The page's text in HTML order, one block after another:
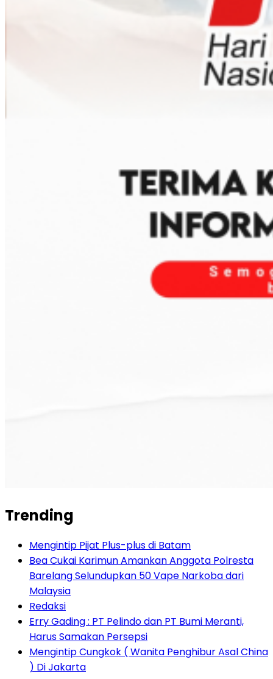
Trending
Mengintip Pijat Plus-plus di Batam
Bea Cukai Karimun Amankan Anggota Polresta
Barelang Selundupkan 50 Vape Narkoba dari
Malaysia
Redaksi
Erry Gading : PT Pelindo dan PT Bumi Meranti,
Harus Samakan Persepsi
Mengintip Cungkok ( Wanita Penghibur Asal China
) Di Jakarta